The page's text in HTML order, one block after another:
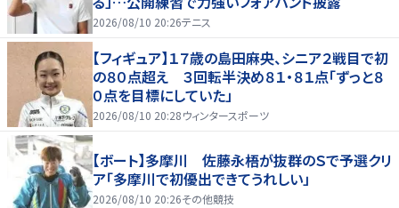
2026/08/10 20:26テニス
【フィギュア】１７歳の島田麻央、シニア２戦目で初
の８０点超え ３回転半決め８１・８１点「ずっと８
０点を目標にしていた」
2026/08/10 20:28ウィンタースポーツ
【ボート】多摩川 佐藤永梧が抜群のＳで予選クリ
ア「多摩川で初優出できてうれしい」
2026/08/10 20:26その他競技